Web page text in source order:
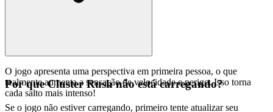
O jogo apresenta uma perspectiva em primeira pessoa, o que
realmente aumenta a sensação de velocidade e perigo. Isso torna
cada salto mais intenso!
Por que Cluster Rush não está carregando?
Se o jogo não estiver carregando, primeiro tente atualizar seu